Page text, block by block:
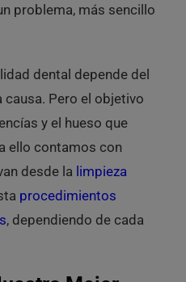
problema, más sencillo
dental depende del
Pero el objetivo
y el hueso que
ello contamos con
desde la limpieza
procedimientos
, dependiendo de cada